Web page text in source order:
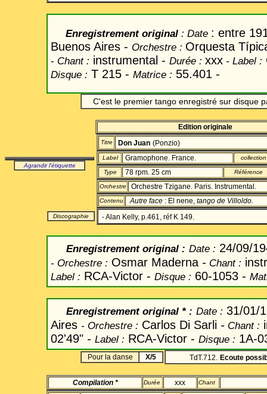
Enregistrement original : Date : entre
Buenos Aires - Orchestre : Orquesta
- Chant: instrumental - Durée : xxx - Label :
Disque : T 215 - Matrice : 55.401 -
C'est le premier tango enregistré sur disque
Agrandir l'étiquette
Edition originale
Titre Don Juan (Ponzio)
Label Gramophone. France. collection
Type 78 rpm. 25 cm Référence
Orchestre Orchestre Tzigane. Paris. Instrumental.
Contenu Autre face : El nene, tango de Villoldo.
Discographie - Alan Kelly, p.461, réf K 149.
Enregistrement original : Date : 24/09/
- Orchestre : Osmar Maderna - Chant:
Label : RCA-Victor - Disque : 60-1053 -
Enregistrement original * : Date : 31/01/
Aires - Orchestre : Carlos Di Sarli - Chant:
02'49" - Label : RCA-Victor - Disque : 1A-
Pour la danse X/5 TdT.712. Ecoute
Compilation * Durée xxx Chant